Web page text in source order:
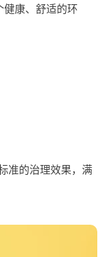
康、舒适的环
准的治理效果，满